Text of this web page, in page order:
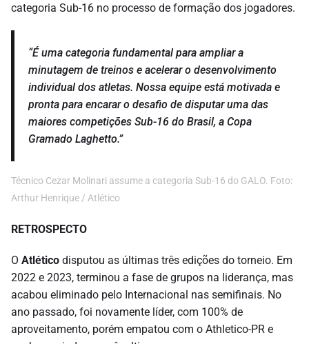
categoria Sub-16 no processo de formação dos jogadores.
“É uma categoria fundamental para ampliar a
minutagem de treinos e acelerar o desenvolvimento
individual dos atletas. Nossa equipe está motivada e
pronta para encarar o desafio de disputar uma das
maiores competições Sub-16 do Brasil, a Copa
Gramado Laghetto.”
Técnico Cezar Molinari assume a categoria Sub-16 do GALO. Foto:
Arthur Henrique / Atlético
RETROSPECTO
O Atlético disputou as últimas três edições do torneio. Em
2022 e 2023, terminou a fase de grupos na liderança, mas
acabou eliminado pelo Internacional nas semifinais. No
ano passado, foi novamente líder, com 100% de
aproveitamento, porém empatou com o Athletico-PR e